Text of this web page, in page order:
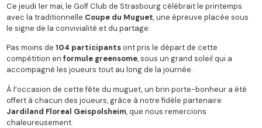
Ce jeudi 1er mai, le Golf Club de Strasbourg célébrait le printemps
avec la traditionnelle Coupe du Muguet, une épreuve placée sous
le signe de la convivialité et du partage.
Pas moins de 104 participantsont pris le départ de cette
compétition en formule greensome, sous un grand soleil qui a
accompagné les joueurs tout au long de la journée.
À l’occasion de cette fête du muguet, un brin porte-bonheur a été
offert à chacun des joueurs, grâce à notre fidèle partenaire
Jardiland Floreal Geispolsheim, que nous remercions
chaleureusement.